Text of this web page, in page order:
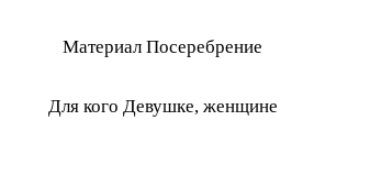
Материал Посеребрение
Для кого Девушке, женщине